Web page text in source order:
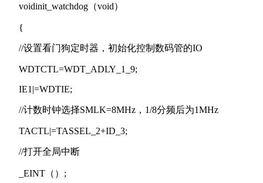
voidinit_watchdog（void）
{
//设置看门狗定时器，初始化控制数码管的IO
WDTCTL=WDT_ADLY_1_9;
IE1|=WDTIE;
//计数时钟选择SMLK=8MHz，1/8分频后为1MHz
TACTL|=TASSEL_2+ID_3;
//打开全局中断
_EINT（）;